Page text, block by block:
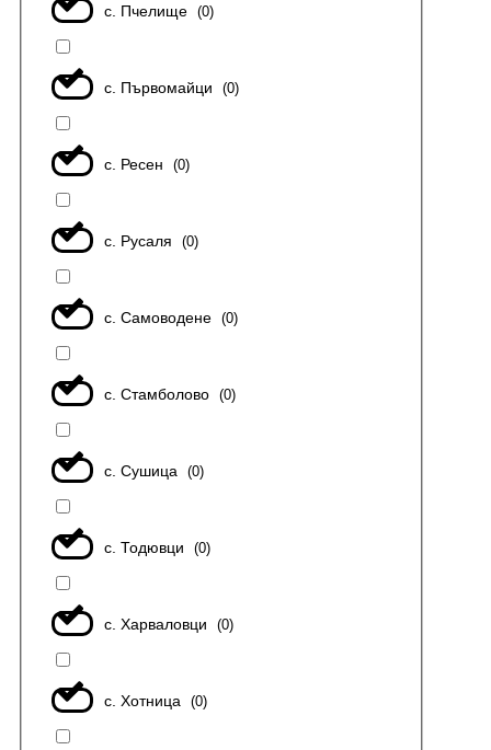
с. Пчелище (0)
с. Първомайци (0)
с. Ресен (0)
с. Русаля (0)
с. Самоводене (0)
с. Стамболово (0)
с. Сушица (0)
с. Тодювци (0)
с. Харваловци (0)
с. Хотница (0)